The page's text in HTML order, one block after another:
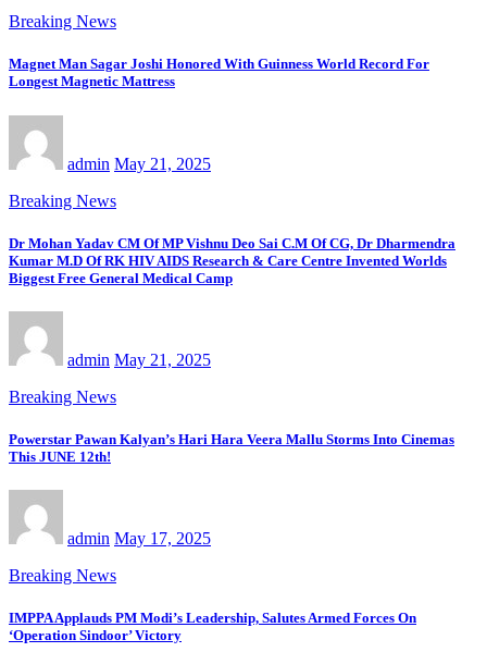
Breaking News
Magnet Man Sagar Joshi Honored With Guinness World Record For
Longest Magnetic Mattress
admin May 21, 2025
Breaking News
Dr Mohan Yadav CM Of MP Vishnu Deo Sai C.M Of CG, Dr Dharmendra
Kumar M.D Of RK HIV AIDS Research & Care Centre Invented Worlds
Biggest Free General Medical Camp
admin May 21, 2025
Breaking News
Powerstar Pawan Kalyan’s Hari Hara Veera Mallu Storms Into Cinemas
This JUNE 12th!
admin May 17, 2025
Breaking News
IMPPA Applauds PM Modi’s Leadership, Salutes Armed Forces On
‘Operation Sindoor’ Victory